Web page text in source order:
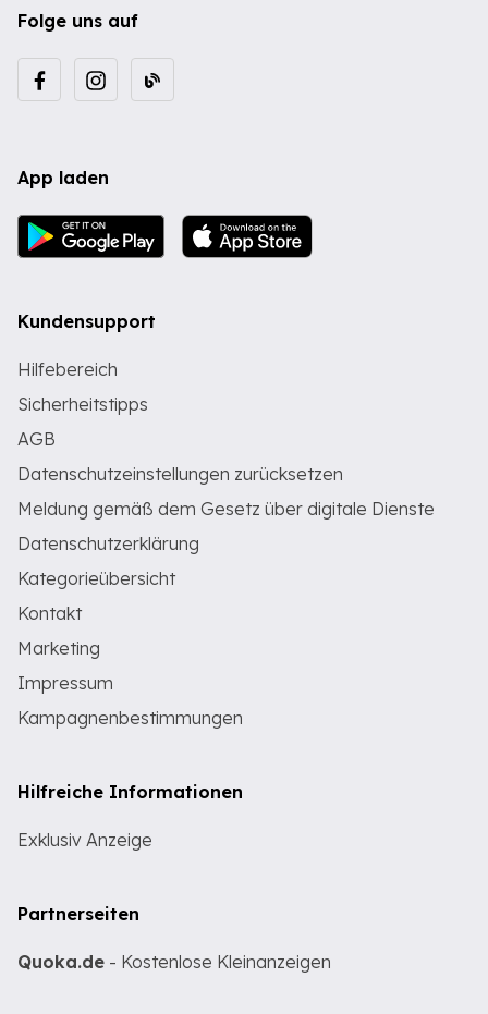
Folge uns auf
App laden
Kundensupport
Hilfebereich
Sicherheitstipps
AGB
Datenschutzeinstellungen zurücksetzen
Meldung gemäß dem Gesetz über digitale Dienste
Datenschutzerklärung
Kategorieübersicht
Kontakt
Marketing
Impressum
Kampagnenbestimmungen
Hilfreiche Informationen
Exklusiv Anzeige
Partnerseiten
Quoka.de - Kostenlose Kleinanzeigen